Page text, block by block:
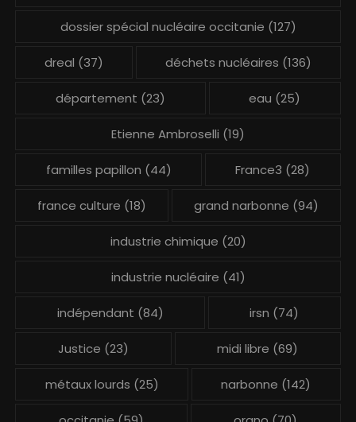
dossier spécial nucléaire occitanie (127)
dreal (37) déchets nucléaires (136)
département (23) eau (25)
Etienne Ambroselli (19)
familles papillon (44) France3 (28)
france culture (18) grand narbonne (94)
industrie chimique (20)
industrie nucléaire (41)
indépendant (84) irsn (74)
Justice (23) midi libre (69)
métaux lourds (25) narbonne (142)